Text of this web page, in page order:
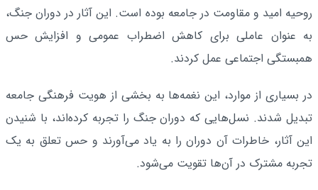
روحیه امید و مقاومت در جامعه بوده است. این آثار در دوران جنگ،
به عنوان عاملی برای کاهش اضطراب عمومی و افزایش حس
همبستگی اجتماعی عمل کردند.
در بسیاری از موارد، این نغمه‌ها به بخشی از هویت فرهنگی جامعه
تبدیل شدند. نسل‌هایی که دوران جنگ را تجربه کرده‌اند، با شنیدن
این آثار، خاطرات آن دوران را به یاد می‌آورند و حس تعلق به یک
تجربه مشترک در آن‌ها تقویت می‌شود.